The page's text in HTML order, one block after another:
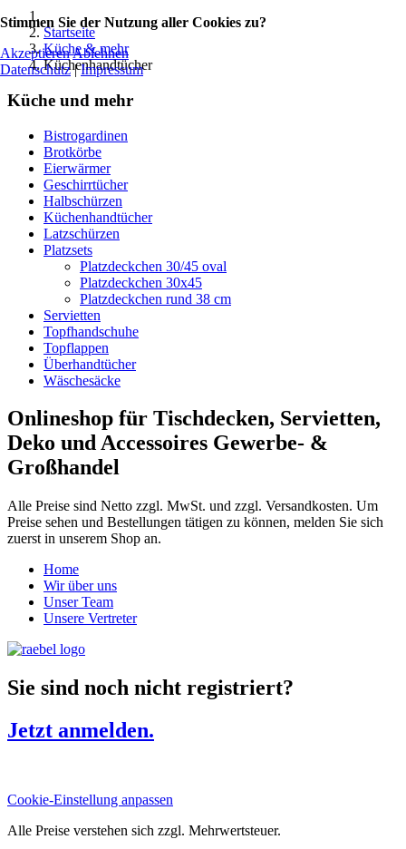
Startseite
Küche & mehr
Küchenhandtücher
Küche und mehr
Bistrogardinen
Brotkörbe
Eierwärmer
Geschirrtücher
Halbschürzen
Küchenhandtücher
Latzschürzen
Platzsets
Platzdeckchen 30/45 oval
Platzdeckchen 30x45
Platzdeckchen rund 38 cm
Servietten
Topfhandschuhe
Topflappen
Überhandtücher
Wäschesäcke
Onlineshop für Tischdecken, Servietten,
Deko und Accessoires Gewerbe- &
Großhandel
Alle Preise sind Netto zzgl. MwSt. und zzgl. Versandkosten. Um
Preise sehen und Bestellungen tätigen zu können, melden Sie sich
zuerst in unserem Shop an.
Home
Wir über uns
Unser Team
Unsere Vertreter
Sie sind noch nicht registriert?
Jetzt anmelden.
Cookie-Einstellung anpassen
Alle Preise verstehen sich zzgl. Mehrwertsteuer.
Stimmen Sie der Nutzung aller Cookies zu?
AkzeptierenAblehnen
Datenschutz|Impressum